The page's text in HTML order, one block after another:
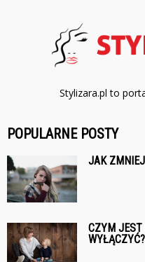
Stylizara.pl to
POPULARNE POSTY
JAK
CZYM JEST
WYŁĄCZYĆ?